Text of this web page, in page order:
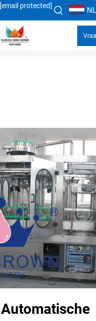
[email protected] NL
Automatische